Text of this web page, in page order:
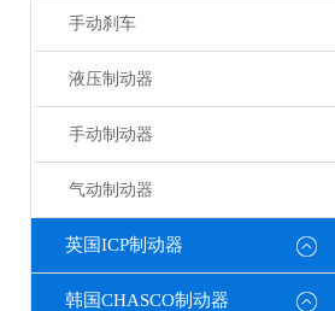
手动刹车
液压制动器
手动制动器
气动制动器
英国ICP制动器
韩国CHASCO制动器